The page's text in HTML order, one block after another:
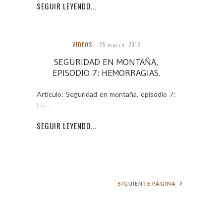
SEGUIR LEYENDO...
VIDEOS 28 marzo, 2012
SEGURIDAD EN MONTAÑA,
EPISODIO 7: HEMORRAGIAS.
Artículo: Seguridad en montaña, episodio 7:
Hemorragias.
SEGUIR LEYENDO...
SIGUIENTE PÁGINA